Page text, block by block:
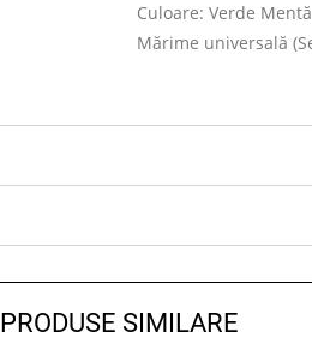
Culoare: Verde Mentă
Mărime universală
PRODUSE SIMILARE